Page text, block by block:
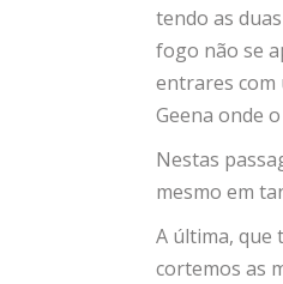
tendo as
fogo não se
entrares com
Geena onde
Nestas
mesmo em
A última, que
cortemos as